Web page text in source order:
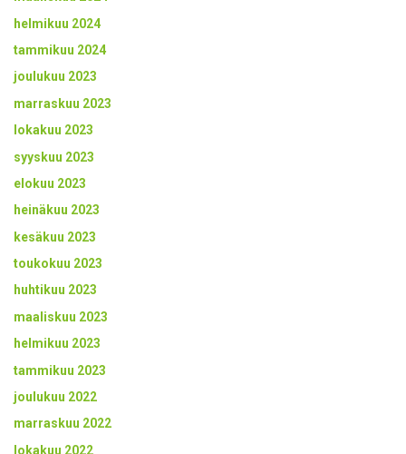
helmikuu 2024
tammikuu 2024
joulukuu 2023
marraskuu 2023
lokakuu 2023
syyskuu 2023
elokuu 2023
heinäkuu 2023
kesäkuu 2023
toukokuu 2023
huhtikuu 2023
maaliskuu 2023
helmikuu 2023
tammikuu 2023
joulukuu 2022
marraskuu 2022
lokakuu 2022